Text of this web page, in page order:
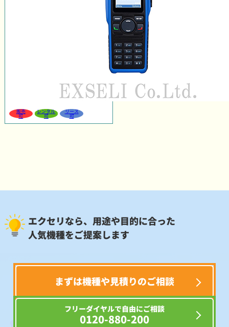
販売
可
レンタル
可
リース
可
エクセリなら、用途や目的に合った
人気機種をご提案します
まずは機種や見積りのご相談
フリーダイヤルで自由にご相談
0120-880-200